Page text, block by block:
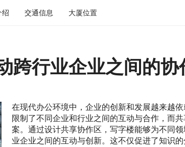
绍 交通信息 大厦位置
跨行业企业之间的协
在现代办公环境中，企业的创新和发展越来越
限制了不同企业和行业之间的互动与合作，而
案。通过设计共享协作区，写字楼能够为不同
业企业之间的互动与创新。这不仅促进了知识